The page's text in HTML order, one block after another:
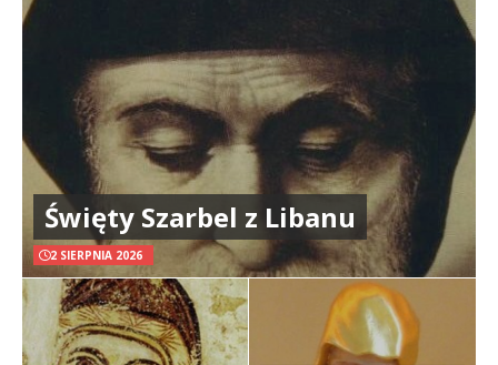
Święty Szarbel z Libanu
2 SIERPNIA 2026